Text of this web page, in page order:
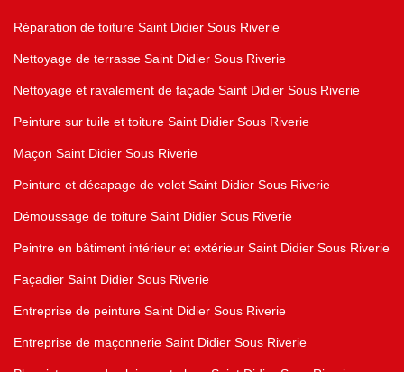
Réparation de toiture Saint Didier Sous Riverie
Nettoyage de terrasse Saint Didier Sous Riverie
Nettoyage et ravalement de façade Saint Didier Sous Riverie
Peinture sur tuile et toiture Saint Didier Sous Riverie
Maçon Saint Didier Sous Riverie
Peinture et décapage de volet Saint Didier Sous Riverie
Démoussage de toiture Saint Didier Sous Riverie
Peintre en bâtiment intérieur et extérieur Saint Didier Sous Riverie
Façadier Saint Didier Sous Riverie
Entreprise de peinture Saint Didier Sous Riverie
Entreprise de maçonnerie Saint Didier Sous Riverie